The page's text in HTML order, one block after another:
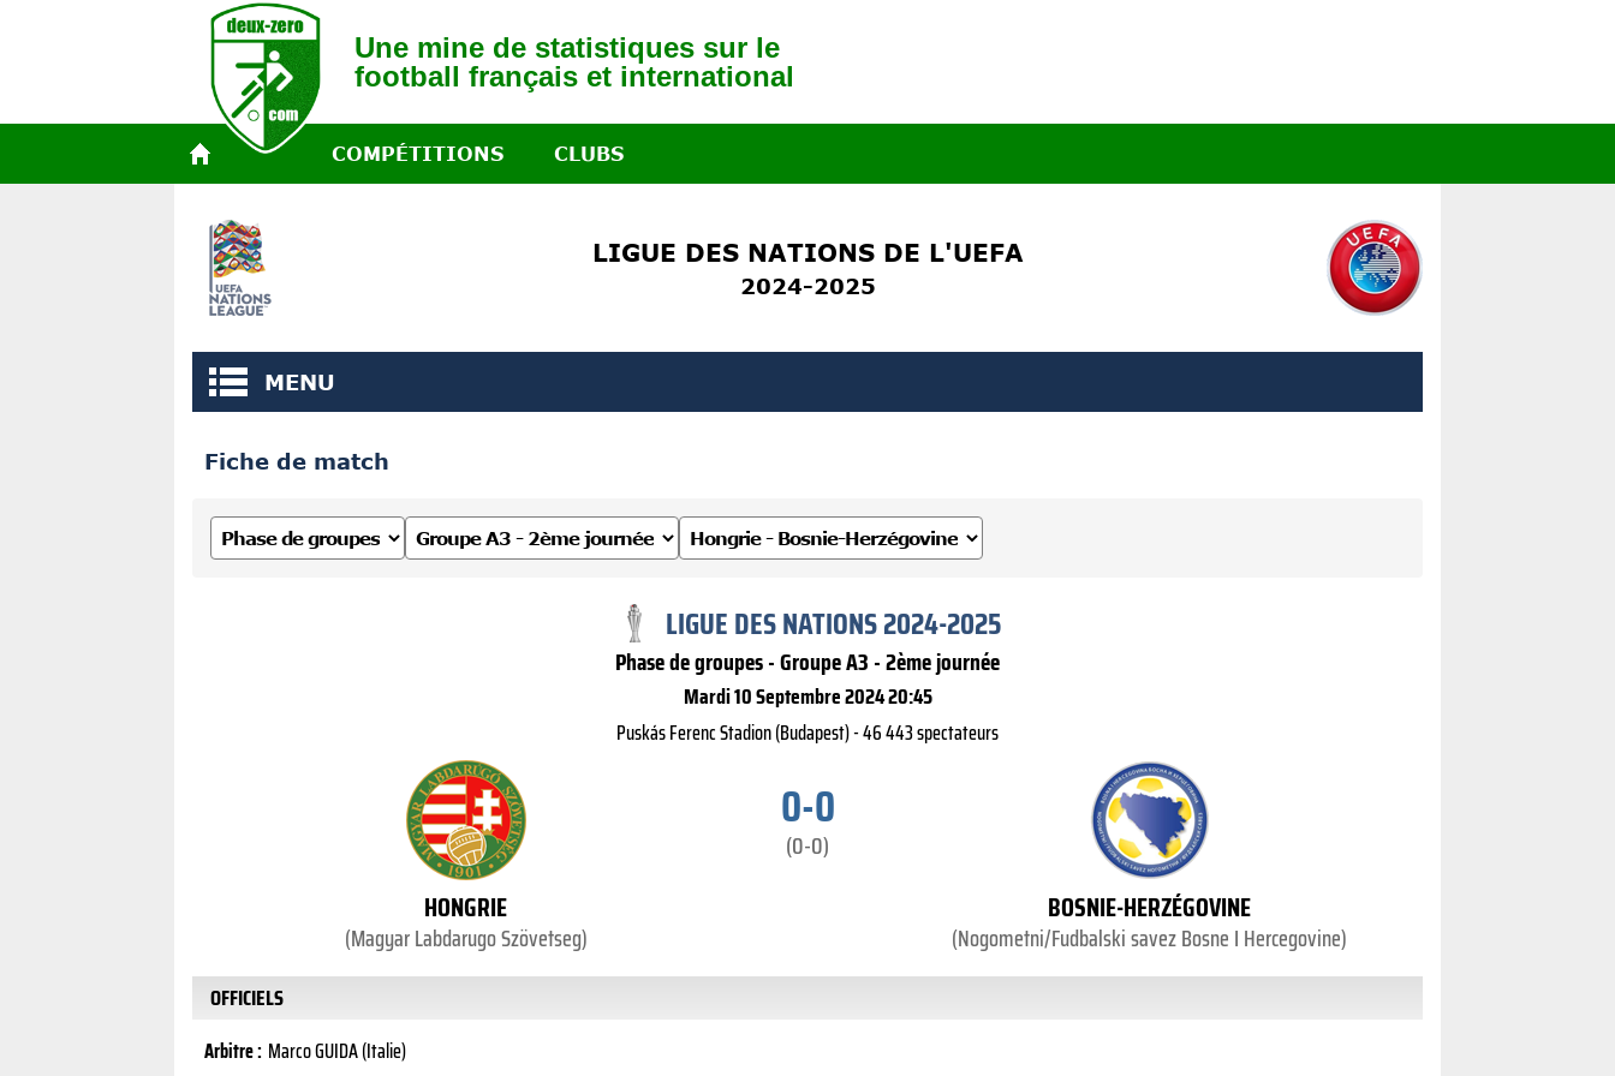
Une mine de statistiques sur le
football français et international
COMPÉTITIONS CLUBS
LIGUE DES NATIONS DE L'UEFA
2024-2025
MENU
Fiche de match
LIGUE DES NATIONS 2024-2025
Phase de groupes - Groupe A3 - 2ème journée
Mardi 10 Septembre 2024 20:45
Puskás Ferenc Stadion (Budapest) - 46 443 spectateurs
0-0
(0-0)
HONGRIE
(Magyar Labdarugo Szövetseg)
BOSNIE-HERZÉGOVINE
(Nogometni/Fudbalski savez Bosne I Hercegovine)
OFFICIELS
Arbitre : Marco GUIDA (Italie)